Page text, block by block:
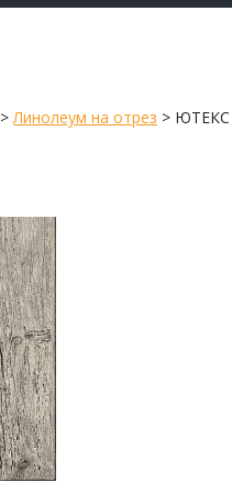
>Линолеум на отрез > ЮТЕКС